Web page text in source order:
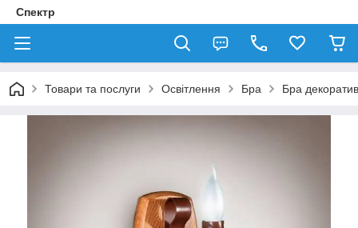
Спектр
Товари та послуги Освітлення Бра Бра